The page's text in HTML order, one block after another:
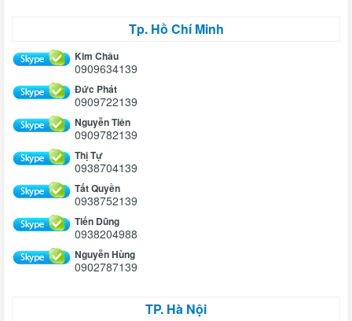
Tp. Hồ Chí Minh
Kim Châu
0909634139
Đức Phát
0909722139
Nguyễn Tiên
0909782139
Thị Tự
0938704139
Tất Quyền
0938752139
Tiến Dũng
0938204988
Nguyễn Hùng
0902787139
TP. Hà Nội